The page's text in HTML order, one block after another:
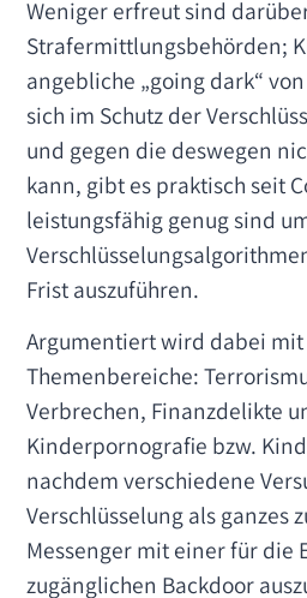
Weniger erfreut sind
Strafermittlungsbehörden;
angebliche „going dark“
sich im Schutz der
und gegen die deswegen
kann, gibt es praktisch seit
leistungsfähig genug sind
Frist auszuführen.
Argumentiert wird dabei
Themenbereiche:
Verbrechen, Finanzdelikte
Kinderpornografie bzw.
nachdem verschiedene
Verschlüsselung als ganzes
Messenger mit einer für die
zugänglichen Backdoor